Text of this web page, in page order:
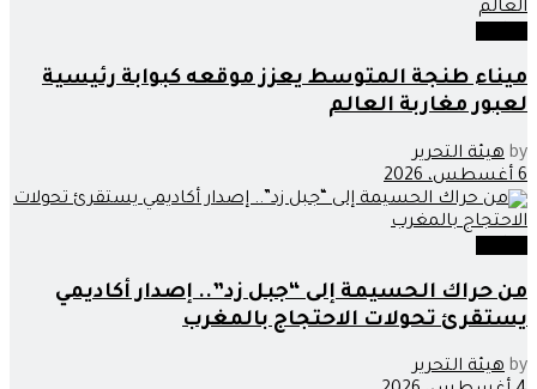
ميناء طنجة المتوسط يعزز موقعه كبوابة رئيسية
لعبور مغاربة العالم
by هيئة التحرير
6 أغسطس، 2026
من حراك الحسيمة إلى “جبل زد”.. إصدار أكاديمي
يستقرئ تحولات الاحتجاج بالمغرب
by هيئة التحرير